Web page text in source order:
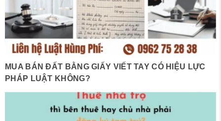
MUA BÁN ĐẤT BẰNG GIẤY VIẾT TAY CÓ HIỆU LỰC
PHÁP LUẬT KHÔNG?